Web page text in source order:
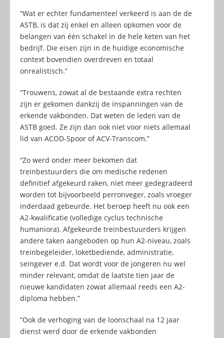
“Wat er echter fundamenteel verkeerd is aan de de
ASTB, is dat zij enkel en alleen opkomen voor de
belangen van één schakel in de hele keten van het
bedrijf. Die eisen zijn in de huidige economische
context bovendien overdreven en totaal
onrealistisch.”
“Trouwens, zowat al de bestaande extra rechten
zijn er gekomen dankzij de inspanningen van de
erkende vakbonden. Dat weten de leden van de
ASTB goed. Ze zijn dan ook niet voor niets allemaal
lid van ACOD-Spoor of ACV-Transcom.”
“Zo werd onder meer bekomen dat
treinbestuurders die om medische redenen
definitief afgekeurd raken, niet meer gedegradeerd
worden tot bijvoorbeeld perronveger, zoals vroeger
inderdaad gebeurde. Het beroep heeft nu ook een
A2-kwalificatie (volledige cyclus technische
humaniora). Afgekeurde treinbestuurders krijgen
andere taken aangeboden op hun A2-niveau, zoals
treinbegeleider, loketbediende, administratie,
seingever e.d. Dat wordt voor de jongeren nu wel
minder relevant, omdat de laatste tien jaar de
nieuwe kandidaten zowat allemaal reeds een A2-
diploma hebben.”
“Ook de verhoging van de loonschaal na 12 jaar
dienst werd door de erkende vakbonden